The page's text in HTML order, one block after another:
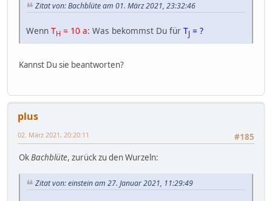
Zitat von: Bachblüte am 01. März 2021, 23:32:46
Wenn TH = 10 a: Was bekommst Du für TJ = ?
Kannst Du sie beantworten?
plus
#185
02. März 2021, 20:20:11
OkBachblüte, zurück zu den Wurzeln:
Zitat von: einstein am 27. Januar 2021, 11:29:49